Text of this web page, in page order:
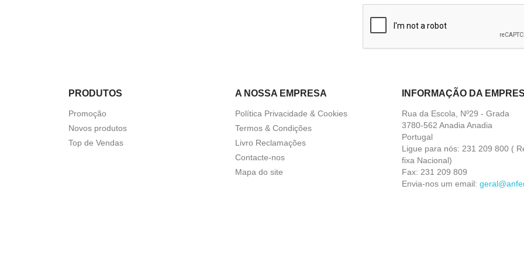
PRODUTOS
Promoção
Novos produtos
Top de Vendas
A NOSSA EMPRESA
Política Privacidade & Cookies
Termos & Condições
Livro Reclamações
Contacte-nos
Mapa do site
INFORMAÇÃO DA
Rua da Escola, Nº29 - Grada
3780-562 Anadia Anadia
Portugal
Ligue para nós: 231 209 800 (
fixa Nacional)
Fax: 231 209 809
Envia-nos um email: